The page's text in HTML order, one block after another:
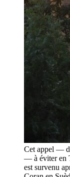
Cet appel —
— à éviter en
est survenu